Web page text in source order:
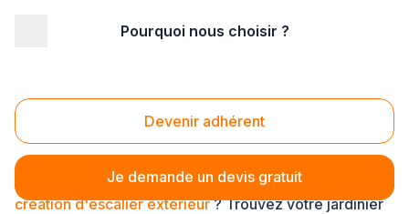
Pourquoi nous choisir ?
Devenir adhérent
Je demande un devis gratuit
Création d'escalier extérieur
création d'escalier extérieur? Trouvez votre jardinier